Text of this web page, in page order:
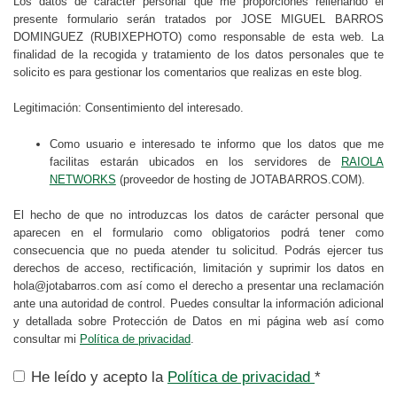
presente formulario serán tratados por JOSE MIGUEL BARROS
DOMINGUEZ (RUBIXEPHOTO) como responsable de esta web. La
finalidad de la recogida y tratamiento de los datos personales que te
solicito es para gestionar los comentarios que realizas en este blog.
Legitimación: Consentimiento del interesado.
Como usuario e interesado te informo que los datos que me
facilitas estarán ubicados en los servidores de RAIOLA
NETWORKS (proveedor de hosting de JOTABARROS.COM).
El hecho de que no introduzcas los datos de carácter personal que
aparecen en el formulario como obligatorios podrá tener como
consecuencia que no pueda atender tu solicitud. Podrás ejercer tus
derechos de acceso, rectificación, limitación y suprimir los datos en
hola@jotabarros.com así como el derecho a presentar una reclamación
ante una autoridad de control. Puedes consultar la información adicional
y detallada sobre Protección de Datos en mi página web así como
consultar mi Política de privacidad.
He leído y acepto la Política de privacidad *